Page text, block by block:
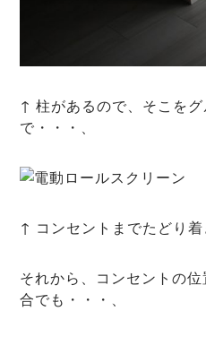
↑ 柱があるので、そこを
で・・・、
↑ コンセントまでたどり着
それから、コンセントの
合でも・・・、